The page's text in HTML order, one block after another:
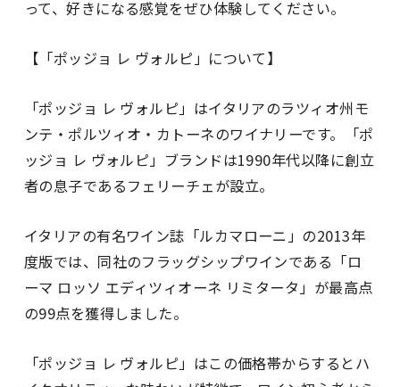
って、好きになる感覚をぜひ体験してください。
【「ポッジョ レ ヴォルピ」について】
「ポッジョ レ ヴォルピ」はイタリアのラツィオ州モ
ンテ・ポルツィオ・カトーネのワイナリーです。「ポ
ッジョ レ ヴォルピ」ブランドは1990年代以降に創立
者の息子であるフェリーチェが設立。
イタリアの有名ワイン誌「ルカマローニ」の2013年
度版では、同社のフラッグシップワインである「ロ
ーマ ロッソ エディツィオーネ リミタータ」が最高点
の99点を獲得しました。
「ポッジョ レ ヴォルピ」はこの価格帯からするとハ